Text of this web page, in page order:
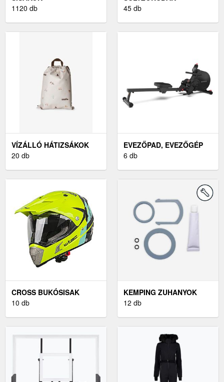
1120 db
45 db
VÍZÁLLÓ HÁTIZSÁKOK
20 db
EVEZŐPAD, EVEZŐGÉP
6 db
CROSS BUKÓSISAK
10 db
KEMPING ZUHANYOK
12 db